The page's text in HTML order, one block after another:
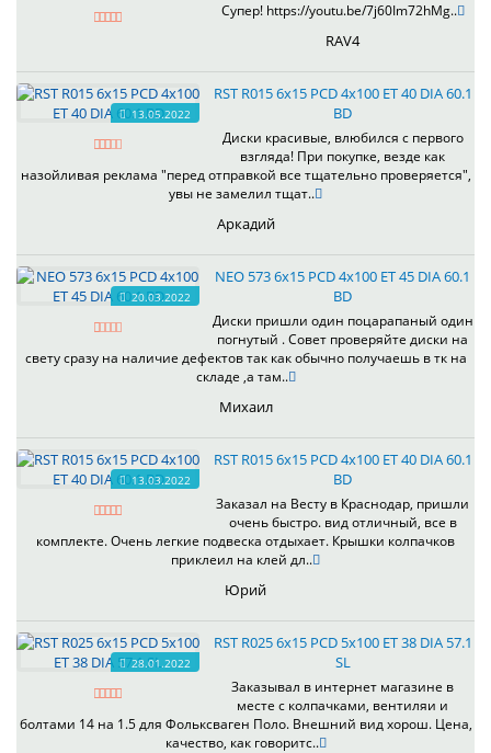
Супер! https://youtu.be/7j60Im72hMg..
RAV4
13.05.2022
RST R015 6x15 PCD 4x100 ET 40 DIA 60.1
BD
Диски красивые, влюбился с первого
взгляда! При покупке, везде как
назойливая реклама "перед отправкой все тщательно проверяется",
увы не замелил тщат..
Аркадий
20.03.2022
NEO 573 6x15 PCD 4x100 ET 45 DIA 60.1
BD
Диски пришли один поцарапаный один
погнутый . Совет проверяйте диски на
свету сразу на наличие дефектов так как обычно получаешь в тк на
складе ,а там..
Михаил
13.03.2022
RST R015 6x15 PCD 4x100 ET 40 DIA 60.1
BD
Заказал на Весту в Краснодар, пришли
очень быстро. вид отличный, все в
комплекте. Очень легкие подвеска отдыхает. Крышки колпачков
приклеил на клей дл..
Юрий
28.01.2022
RST R025 6x15 PCD 5x100 ET 38 DIA 57.1
SL
Заказывал в интернет магазине в
месте с колпачками, вентиляи и
болтами 14 на 1.5 для Фольксваген Поло. Внешний вид хорош. Цена,
качество, как говоритс..